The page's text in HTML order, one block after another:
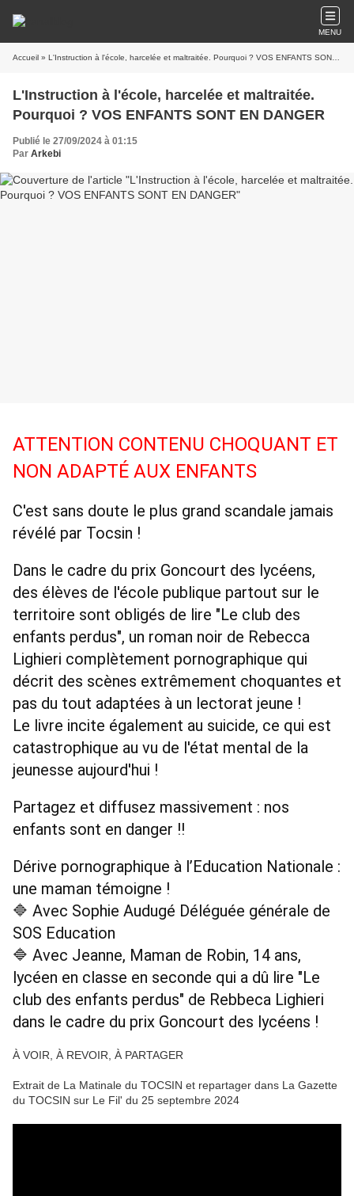
MENU
Accueil » L'Instruction à l'école, harcelée et maltraitée. Pourquoi ? VOS ENFANTS SONT EN DANGER
L'Instruction à l'école, harcelée et maltraitée.
Pourquoi ? VOS ENFANTS SONT EN DANGER
Publié le 27/09/2024 à 01:15
Par Arkebi
ATTENTION CONTENU CHOQUANT ET
NON ADAPTÉ AUX ENFANTS
C'est sans doute le plus grand scandale jamais
révélé par Tocsin !
Dans le cadre du prix Goncourt des lycéens,
des élèves de l'école publique partout sur le
territoire sont obligés de lire "Le club des
enfants perdus", un roman noir de Rebecca
Lighieri complètement pornographique qui
décrit des scènes extrêmement choquantes et
pas du tout adaptées à un lectorat jeune !
Le livre incite également au suicide, ce qui est
catastrophique au vu de l'état mental de la
jeunesse aujourd'hui !
Partagez et diffusez massivement : nos
enfants sont en danger !!
Dérive pornographique à l’Education Nationale :
une maman témoigne !
🔷 Avec Sophie Audugé Déléguée générale de
SOS Education
🔷 Avec Jeanne, Maman de Robin, 14 ans,
lycéen en classe en seconde qui a dû lire "Le
club des enfants perdus" de Rebbeca Lighieri
dans le cadre du prix Goncourt des lycéens !
À VOIR, À REVOIR, À PARTAGER
Extrait de La Matinale du TOCSIN et repartager dans La Gazette
du TOCSIN sur Le Fil' du 25 septembre 2024